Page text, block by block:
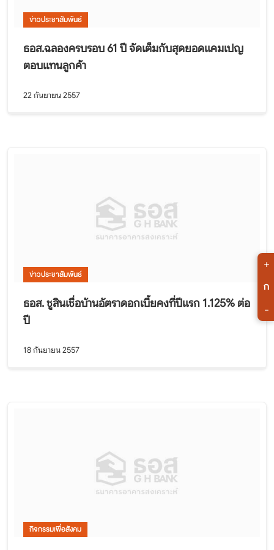
ข่าวประชาสัมพันธ์
ธอส.ฉลองครบรอบ 61 ปี จัดเต็มกับสุดยอดแคมเปญ
ตอบแทนลูกค้า
22 กันยายน 2557
ข่าวประชาสัมพันธ์
ธอส. ชูสินเชื่อบ้านอัตราดอกเบี้ยคงที่ปีแรก 1.125% ต่อ
ปี
18 กันยายน 2557
กิจกรรมเพื่อสังคม
+
ก
-